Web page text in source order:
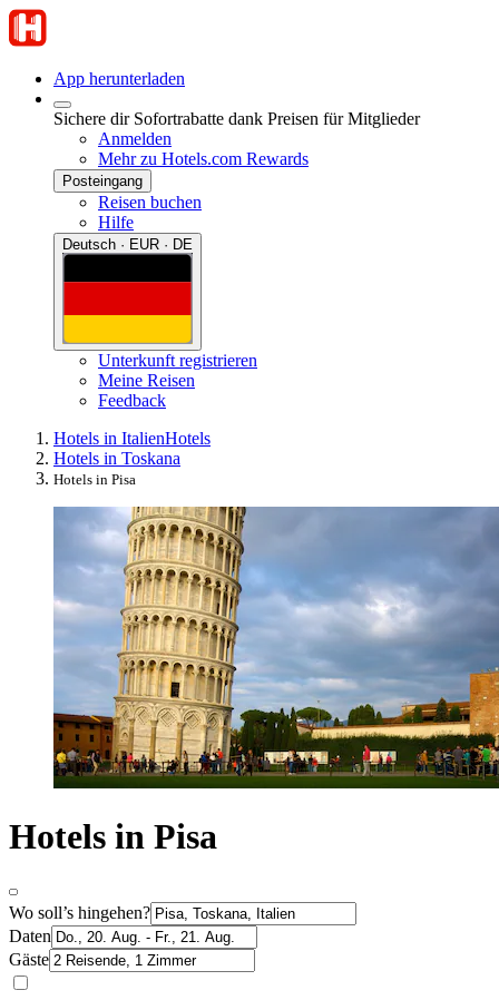
App herunterladen
Sichere dir Sofortrabatte dank Preisen für Mitglieder
Anmelden
Mehr zu Hotels.com Rewards
Posteingang
Reisen buchen
Hilfe
Deutsch · EUR · DE
Unterkunft registrieren
Meine Reisen
Feedback
Hotels in ItalienHotels
Hotels in Toskana
Hotels in Pisa
Hotels in Pisa
Wo soll’s hingehen?
Daten
Gäste